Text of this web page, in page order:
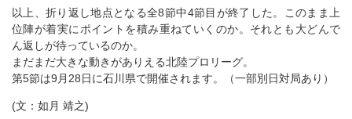
以上、折り返し地点となる全8節中4節目が終了した。このまま上
位陣が着実にポイントを積み重ねていくのか。それとも大どんで
ん返しが待っているのか。
まだまだ大きな動きがありえる北陸プロリーグ。
第5節は9月28日に石川県で開催されます。（一部別日対局あり）
(文：如月 靖之)